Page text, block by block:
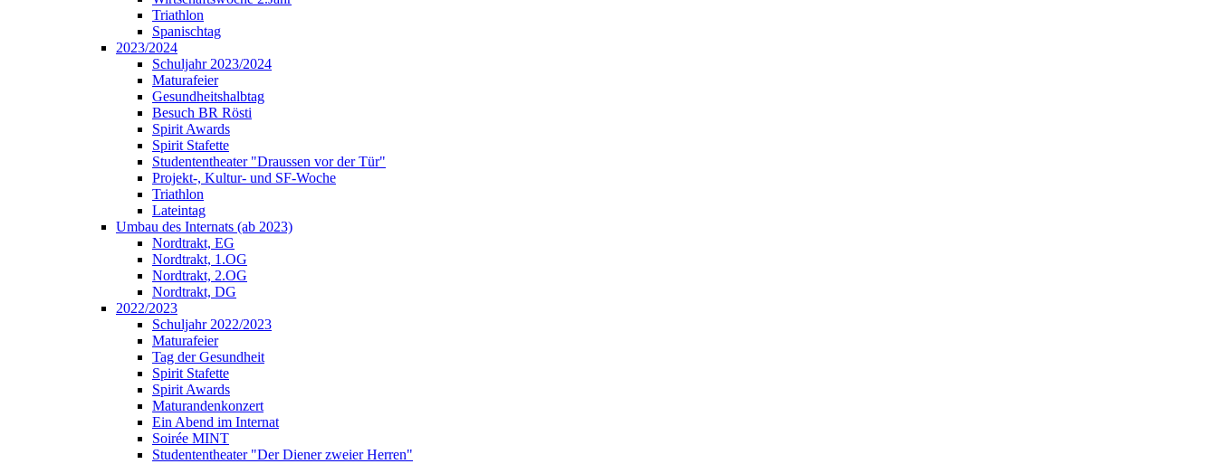
Triathlon
Spanischtag
2023/2024
Schuljahr 2023/2024
Maturafeier
Gesundheitshalbtag
Besuch BR Rösti
Spirit Awards
Spirit Stafette
Studententheater "Draussen vor der Tür"
Projekt-, Kultur- und SF-Woche
Triathlon
Lateintag
Umbau des Internats (ab 2023)
Nordtrakt, EG
Nordtrakt, 1.OG
Nordtrakt, 2.OG
Nordtrakt, DG
2022/2023
Schuljahr 2022/2023
Maturafeier
Tag der Gesundheit
Spirit Stafette
Spirit Awards
Maturandenkonzert
Ein Abend im Internat
Soirée MINT
Studententheater "Der Diener zweier Herren"